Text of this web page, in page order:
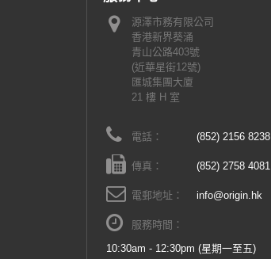
源澤市務有限公司
香港新界葵涌
青山公路403號
(近華星街12號)
匯城集團大廈
21 樓 H 室
電話： (852) 2156 8238
傳真： (852) 2758 4081
電郵地址： info@origin.hk
服務時間：
10:30am - 12:30pm (星期一至五)